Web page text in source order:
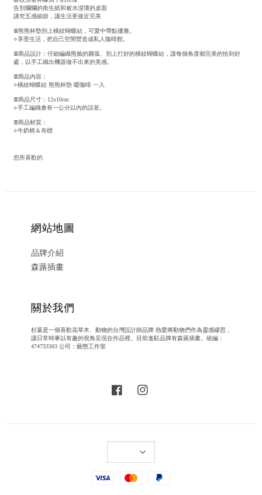
告別爛爛的衛生紙和被水浸壞的桌面
講究五感細節，讓生活更接近完美
≣熊熊杯墊別上橫紋蝴蝶結，可愛中帶點優雅。
⟣享受生活，把自己空間營造成私人咖啡館。
≣商品設計：仔細編織熊臉的圓弧、別上打好的橫紋蝴蝶結，讓每個角度都完美的恰到好
處，以手工織出機器做不出來的美感。
≣商品內容：
⟣橫紋蝴蝶結 熊熊杯墊 暖咖啡 一入
≣商品尺寸：12x10cm
⟣手工編織會有一公分以內的誤差。
≣商品材質：
⟣牛奶棉＆布標
您所喜歡的
網站地圖
品牌介紹
森蕗插畫
關於我們
杉葉是一個喜歡花草木、動物的台灣設計師品牌 熱愛將動物們作為靈感繆思，
讓日常時事以有趣的視角呈現在作品裡。目前進駐品牌有森蕗插畫。統編：
474733303 公司：藝態工作室